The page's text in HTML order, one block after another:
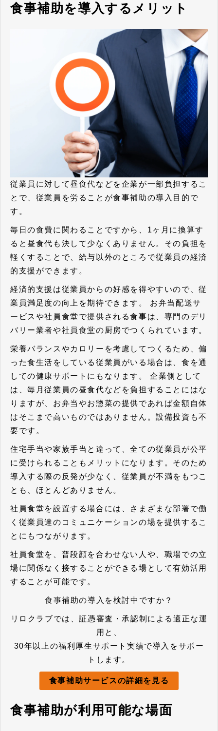
食事補助を導入するメリット
従業員に対して昼食代などを企業が一部負担するこ
とで、従業員を労ることが食事補助の導入目的で
す。
毎日の食費に関わることですから、1ヶ月に換算す
ると昼食代も決して少なくありません。その負担を
軽くすることで、 給与以外のところで従業員の経済
的支援 ができます。
経済的支援は従業員からの好感を得やすいので、従
業員満足度の向上を期待できます。 お弁当配送サ
ービスや社員食堂で提供される食事は、専門のデリ
バリー業者や社員食堂の厨房でつくられています。
栄養バランスやカロリーを考慮してつくるため、偏
った食生活をしている従業員がいる場合は、食を通
しての健康サポートにもなります。 企業側として
は、毎月従業員の昼食代などを負担することにはな
りますが、お弁当やお惣菜の提供であれば金額自体
はそこまで高いものではありません。設備投資も不
要です。
住宅手当や家族手当と違って、全ての従業員が公平
に受けられることもメリット になります。そのため
導入する際の反発が少なく、従業員が不満をもつこ
とも、ほとんどありません。
社員食堂を設置する場合には、さまざまな部署で働
く従業員達の コミュニケーションの場を提供するこ
と にもつながります。
社員食堂を、普段顔を合わせない人や、職場での立
場に関係なく接することができる場として有効活用
することが可能です。
食事補助の導入を検討中ですか？
リロクラブでは、証憑審査・承認制による適正な運
用と、
30年以上の福利厚生サポート実績で導入をサポー
トします。
食事補助サービスの詳細を見る
食事補助が利用可能な場面